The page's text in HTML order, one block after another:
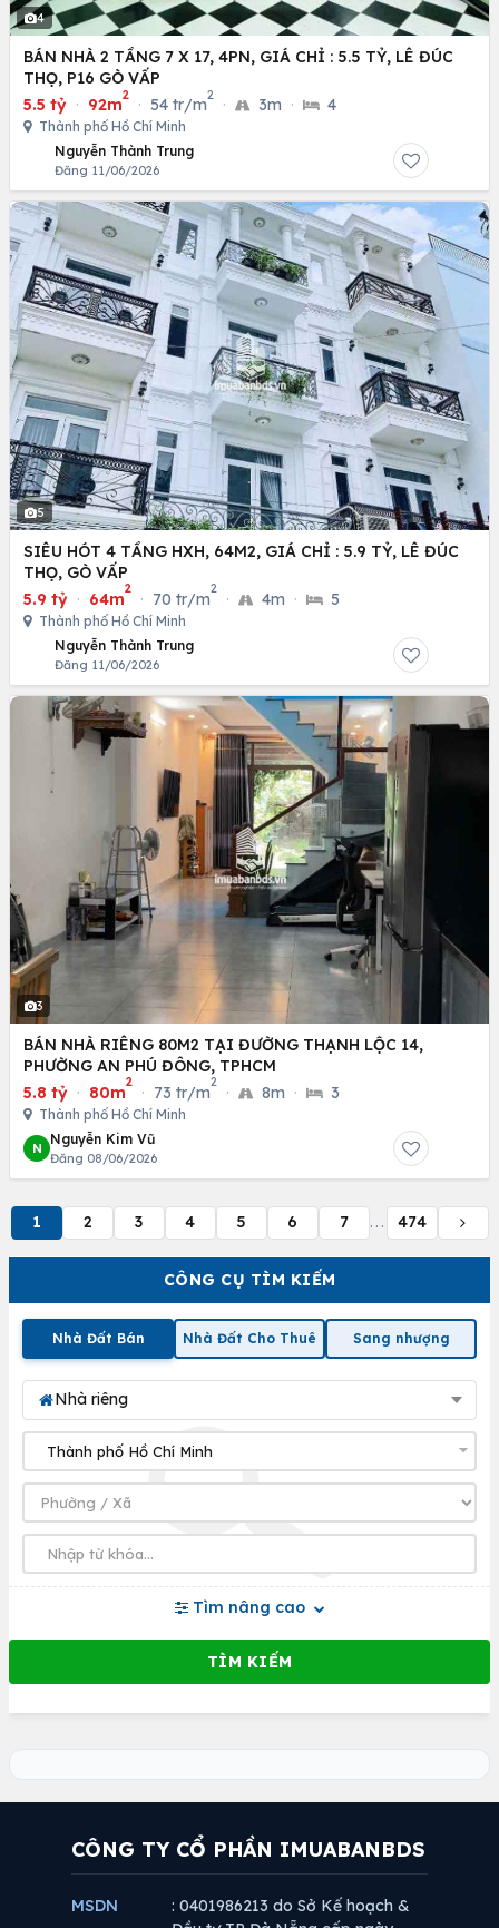
CÔNG CỤ TÌM KIẾM
Nhà Đất Bán Nhà Đất Cho Thuê Sang nhượng
Nhà riêng
Tìm nâng cao
4
BÁN NHÀ 2 TẦNG 7 X 17, 4PN, GIÁ CHỈ : 5.5 TỶ, LÊ ĐÚC
THỌ, P16 GÒ VẤP
5.5 tỷ · 92m
2
· 54 tr/m
2
· 3m · 4
Thành phố Hồ Chí Minh
Nguyễn Thành Trung
Đăng 11/06/2026
5
SIÊU HÓT 4 TẦNG HXH, 64M2, GIÁ CHỈ : 5.9 TỶ, LÊ ĐÚC
THỌ, GÒ VẤP
5.9 tỷ · 64m
2
· 70 tr/m
2
· 4m · 5
Thành phố Hồ Chí Minh
Nguyễn Thành Trung
Đăng 11/06/2026
3
BÁN NHÀ RIÊNG 80M2 TẠI ĐƯỜNG THẠNH LỘC 14,
PHƯỜNG AN PHÚ ĐÔNG, TPHCM
5.8 tỷ · 80m
2
· 73 tr/m
2
· 8m · 3
Thành phố Hồ Chí Minh
N
Nguyễn Kim Vũ
Đăng 08/06/2026
1 2 3 4 5 6 7 ... 474
CÔNG TY CỔ PHẦN IMUABANBDS
MSDN
: 0401986213 do Sở Kế hoạch &